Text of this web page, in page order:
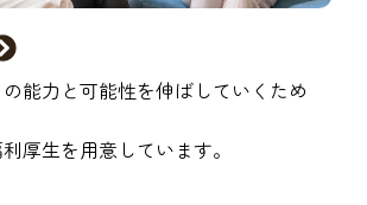
能力と可能性を伸ばしていくため
厚生を用意しています。